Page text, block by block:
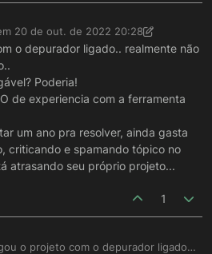
20 de out. de 2022 20:28
por andersonleal
o depurador ligado.. realmente não
Poderia!
de experiencia com a ferramenta
um ano pra resolver, ainda gasta
criticando e spamando tópico no
atrasando seu próprio projeto...
1
o projeto com o depurador ligado..